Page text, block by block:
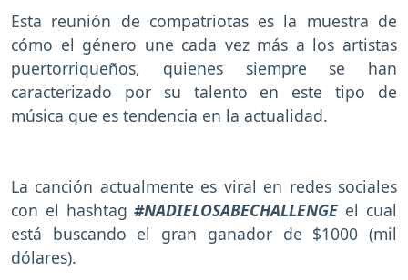
Esta reunión de compatriotas es la muestra de
cómo el género une cada vez más a los artistas
puertorriqueños, quienes siempre se han
caracterizado por su talento en este tipo de
música que es tendencia en la actualidad.
La canción actualmente es viral en redes sociales
con el hashtag#NADIELOSABECHALLENGE el cual
está buscando el gran ganador de $1000 (mil
dólares).